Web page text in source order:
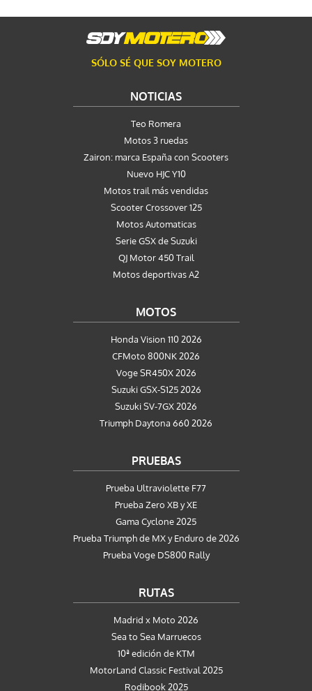
SÓLO SÉ QUE SOY MOTERO
NOTICIAS
Teo Romera
Motos 3 ruedas
Zairon: marca España con Scooters
Nuevo HJC Y10
Motos trail más vendidas
Scooter Crossover 125
Motos Automaticas
Serie GSX de Suzuki
QJ Motor 450 Trail
Motos deportivas A2
MOTOS
Honda Vision 110 2026
CFMoto 800NK 2026
Voge SR450X 2026
Suzuki GSX-S125 2026
Suzuki SV-7GX 2026
Triumph Daytona 660 2026
PRUEBAS
Prueba Ultraviolette F77
Prueba Zero XB y XE
Gama Cyclone 2025
Prueba Triumph de MX y Enduro de 2026
Prueba Voge DS800 Rally
RUTAS
Madrid x Moto 2026
Sea to Sea Marruecos
10ª edición de KTM
MotorLand Classic Festival 2025
Rodibook 2025